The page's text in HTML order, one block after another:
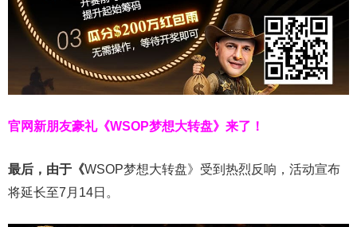
官网新朋友豪礼《WSOP梦想大转盘》来了！
最后，由于《WSOP梦想大转盘》受到热烈反响，活动宣布
将延长至7月14日。